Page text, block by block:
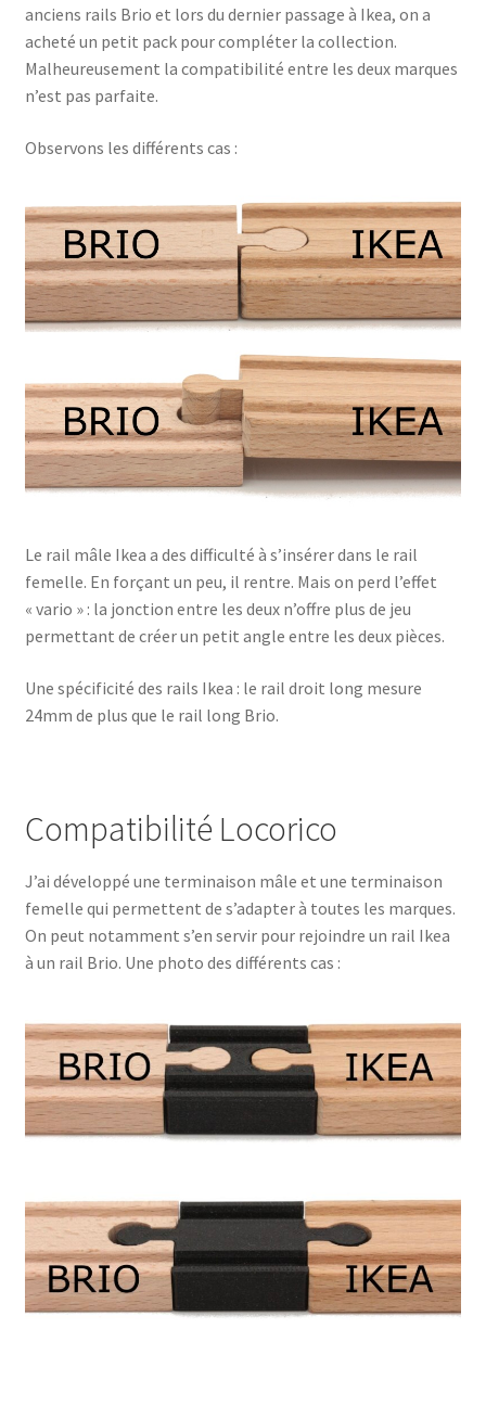
anciens rails Brio et lors du dernier passage à Ikea, on a
acheté un petit pack pour compléter la collection.
Malheureusement la compatibilité entre les deux marques
n’est pas parfaite.
Observons les différents cas :
Le rail mâle Ikea a des difficulté à s’insérer dans le rail
femelle. En forçant un peu, il rentre. Mais on perd l’effet
« vario » : la jonction entre les deux n’offre plus de jeu
permettant de créer un petit angle entre les deux pièces.
Une spécificité des rails Ikea : le rail droit long mesure
24mm de plus que le rail long Brio.
Compatibilité Locorico
J’ai développé une terminaison mâle et une terminaison
femelle qui permettent de s’adapter à toutes les marques.
On peut notamment s’en servir pour rejoindre un rail Ikea
à un rail Brio. Une photo des différents cas :